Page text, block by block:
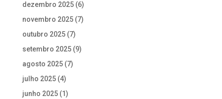
dezembro 2025(6)
novembro 2025(7)
outubro 2025(7)
setembro 2025(9)
agosto 2025(7)
julho 2025(4)
junho 2025(1)